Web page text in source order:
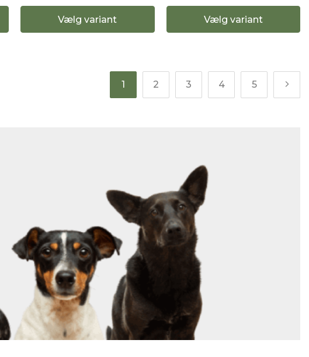
Vælg variant Vælg variant
1 2 3 4 5